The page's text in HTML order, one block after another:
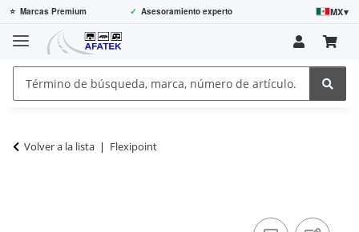
⭐ Marcas Premium ✓ Asesoramiento experto MX▾
Volver a la lista Flexipoint